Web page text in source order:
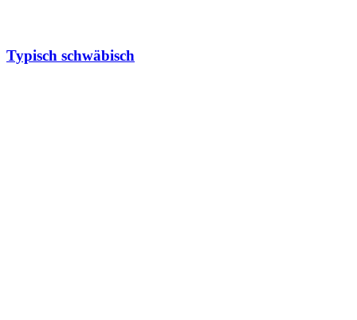
Typisch schwäbisch